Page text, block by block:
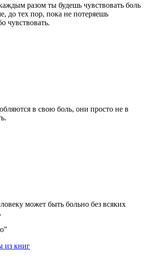
разом ты будешь чувствовать боль
до тех пор, пока не потеряешь
чувствовать.
в свою боль, они просто не в
может быть больно без всяких
из книг